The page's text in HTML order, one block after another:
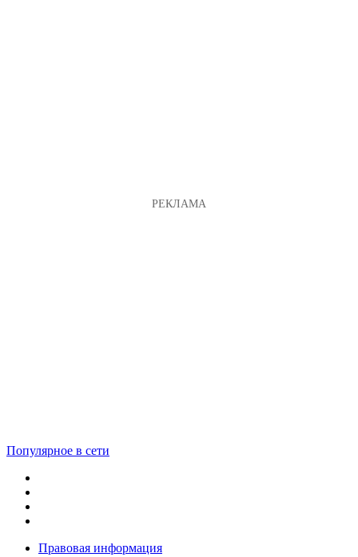
Популярное в сети
Правовая информация